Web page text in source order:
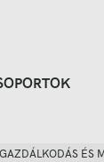
GAZDÁLKODÁS ÉS